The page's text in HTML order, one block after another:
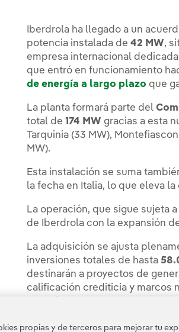
Iberdrola ha llegado a un
potencia instalada de42 MW,
empresa internacional
que entró en funcionamiento
de energía a largo plazo que
La planta formará parte del
total de174 MW gracias a esta
Tarquinia (33 MW),
MW).
Esta instalación se suma
la fecha en Italia, lo que eleva
La operación, que sigue sujeta
de Iberdrola con la expansión
La adquisición se ajusta
inversiones totales de hasta
destinarán a proyectos de
calificación crediticia y marcos
con Norges.
propias y de terceros para mejorar tu